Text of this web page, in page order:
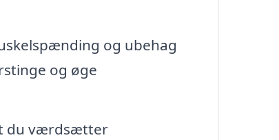
og ubehag
og øge
du værdsætter